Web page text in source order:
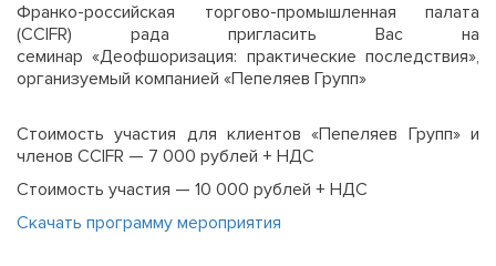
Франко-российская торгово-промышленная палата
(CCIFR) рада пригласить Вас на
семинар «Деофшоризация: практические последствия»,
организуемый компанией «Пепеляев Групп»
Стоимость участия для клиентов «Пепеляев Групп» и
членов CCIFR — 7 000 рублей + НДС
Стоимость участия — 10 000 рублей + НДС
Скачать программу мероприятия